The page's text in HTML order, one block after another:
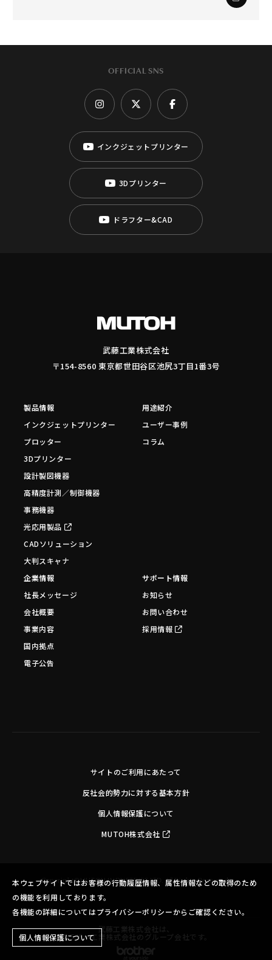
OFFICIAL SNS
インクジェットプリンター
3Dプリンター
ドラフター&CAD
武藤工業株式会社
〒154-8560 東京都世田谷区池尻3丁目1番3号
製品情報
インクジェットプリンター
プロッター
3Dプリンター
設計製図機器
高精度計測／制御機器
事務機器
光応用製品
CADソリューション
大判スキャナ
用途紹介
ユーザー事例
コラム
企業情報
社長メッセージ
会社概要
事業内容
国内拠点
電子公告
サポート情報
お知らせ
お問い合わせ
採用情報
サイトのご利用にあたって
反社会的勢力に対する基本方針
個人情報保護について
MUTOH株式会社
Copyright©MUTOH INDUSTRIES LTD. All Rights Reserved.
本ウェブサイトではお客様の行動履歴情報、属性情報などの取得のため
の機能を利用しております。
各機能の詳細についてはプライバシーポリシーからご確認ください。
個人情報保護について
武藤工業株式会社は、
ブラザー工業株式会社のグループ会社です。